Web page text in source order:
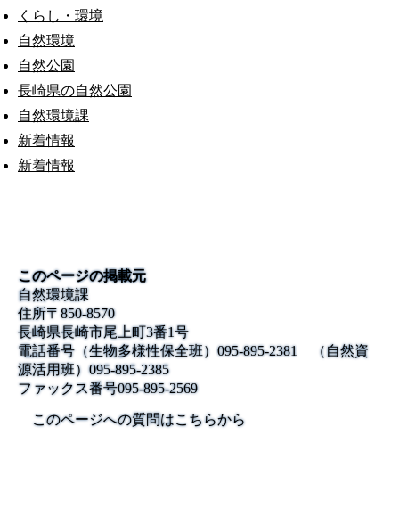
くらし・環境
自然環境
自然公園
長崎県の自然公園
自然環境課
新着情報
新着情報
このページの掲載元
自然環境課
住所〒850-8570
長崎県長崎市尾上町3番1号
電話番号 （生物多様性保全班）095-895-2381 （自然資
源活用班）095-895-2385
ファックス番号095-895-2569
このページへの質問はこちらから